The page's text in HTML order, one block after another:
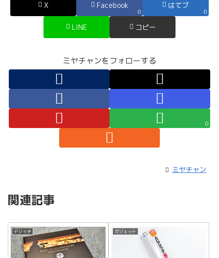
X Facebook
0
はてブ
0
LINE コピー
ミヤチャンをフォローする
0
ミヤチャン
関連記事
デジイチ ガジェット